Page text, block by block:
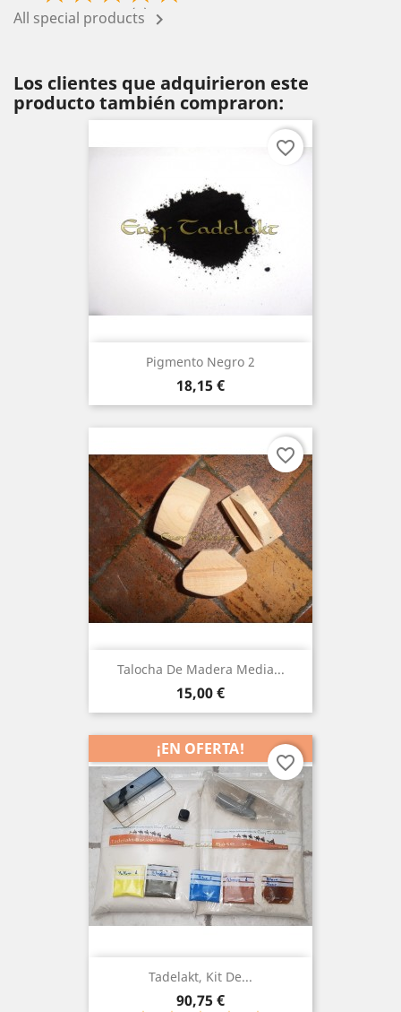
2 Review(s)
All special products 
Los clientes que adquirieron este
producto también compraron:
Pigmento Negro 2
Precio
18,15 €
favorite_border
Talocha De Madera Media...
Precio
15,00 €
favorite_border
Tadelakt, Kit De...
Precio
90,75 €
¡EN OFERTA!
favorite_border